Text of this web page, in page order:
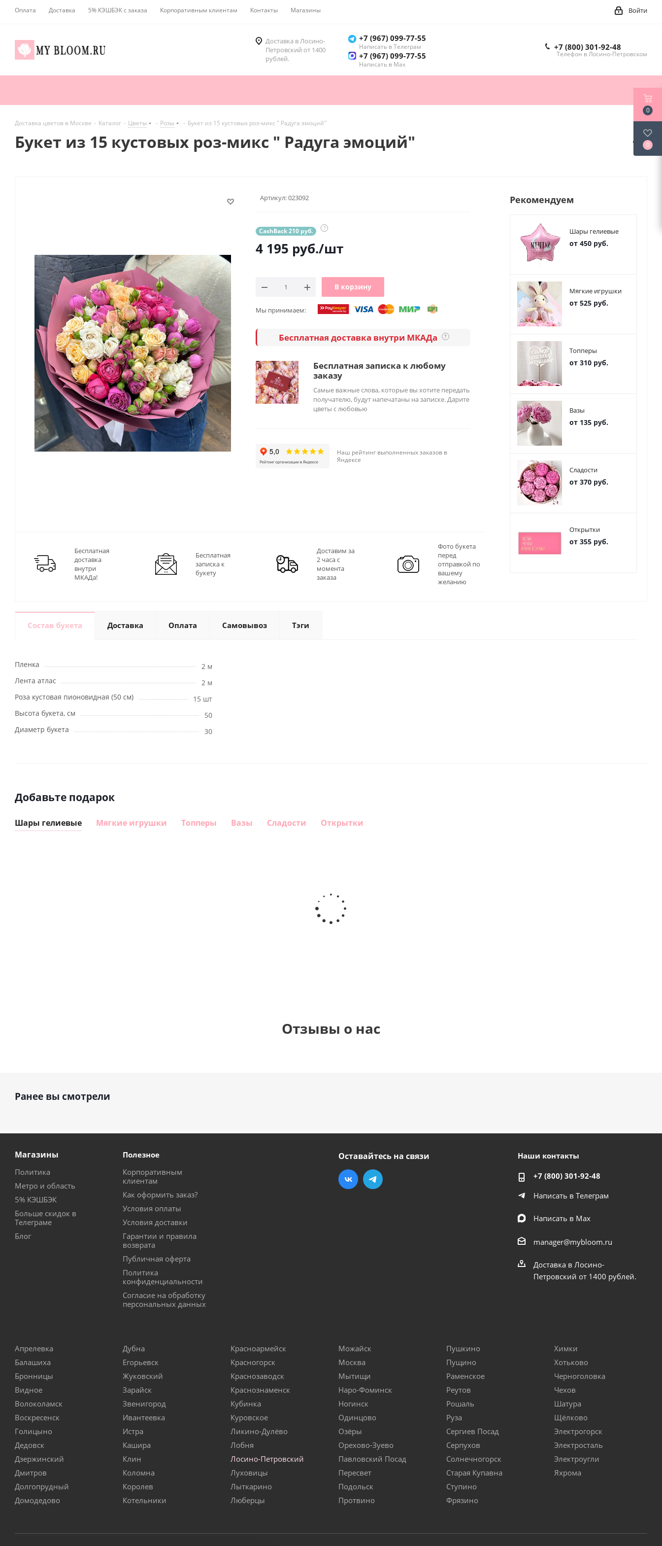
Оплата Доставка 5% КЭШБЭК с заказа Корпоративным клиентам Контакты Магазины Войти
Доставка в Лосино-
Петровский от 1400
рублей.
+7 (967) 099-77-55
Написать в Телеграм
+7 (967) 099-77-55
Написать в Мах
+7 (800) 301-92-48
Телефон в Лосино-Петровском
Доставка цветов в Москве - Каталог - Цветы - Розы - Букет из 15 кустовых роз-микс " Радуга эмоций"
Букет из 15 кустовых роз-микс " Радуга эмоций"
Артикул:023092
CashBack 210 руб. ?
4 195 руб./шт
В корзину
Мы принимаем:
Бесплатная доставка внутри МКАДа ?
Бесплатная записка к любому
заказу
Самые важные слова, которые вы хотите передать
получателю, будут напечатаны на записке. Дарите
цветы с любовью
Наш рейтинг выполненных заказов в
Яндексе
Бесплатная
доставка
внутри
МКАДа!
Бесплатная
записка к
букету
Доставим за
2 часа с
момента
заказа
Фото букета
перед
отправкой по
вашему
желанию
Рекомендуем
Шары гелиевые
от 450 руб.
Мягкие игрушки
от 525 руб.
Топперы
от 310 руб.
Вазы
от 135 руб.
Сладости
от 370 руб.
Открытки
от 355 руб.
Состав букета Доставка Оплата Самовывоз Тэги
Пленка
2 м
Лента атлас
2 м
Роза кустовая пионовидная (50 см)
15 шт
Высота букета, см
50
Диаметр букета
30
Добавьте подарок
Шары гелиевые Мягкие игрушки Топперы Вазы Сладости Открытки
гелиевый
цифра 1
(40х102
Отзывы о нас
Ранее вы смотрели
Магазины
Политика
Метро и область
5% КЭШБЭК
Больше скидок в
Телеграме
Блог
Полезное
Корпоративным
клиентам
Как оформить заказ?
Условия оплаты
Условия доставки
Гарантии и правила
возврата
Публичная оферта
Политика
конфиденциальности
Согласие на обработку
персональных данных
Оставайтесь на связи Наши контакты
+7 (800) 301-92-48
Написать в Телеграм
Написать в Мах
manager@mybloom.ru
Доставка в Лосино-
Петровский от 1400 рублей.
Апрелевка
Балашиха
Бронницы
Видное
Волоколамск
Воскресенск
Голицыно
Дедовск
Дзержинский
Дмитров
Долгопрудный
Домодедово
Дубна
Егорьевск
Жуковский
Зарайск
Звенигород
Ивантеевка
Истра
Кашира
Клин
Коломна
Королев
Котельники
Красноармейск
Красногорск
Краснозаводск
Краснознаменск
Кубинка
Куровское
Ликино-Дулёво
Лобня
Лосино-Петровский
Луховицы
Лыткарино
Люберцы
Можайск
Москва
Мытищи
Наро-Фоминск
Ногинск
Одинцово
Озёры
Орехово-Зуево
Павловский Посад
Пересвет
Подольск
Протвино
Пушкино
Пущино
Раменское
Реутов
Рошаль
Руза
Сергиев Посад
Серпухов
Солнечногорск
Старая Купавна
Ступино
Фрязино
Химки
Хотьково
Черноголовка
Чехов
Шатура
Щёлково
Электрогорск
Электросталь
Электроугли
Яхрома
0
0